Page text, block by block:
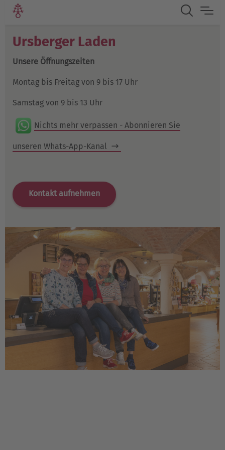
Ursberger Laden
Unsere Öffnungszeiten
Montag bis Freitag von 9 bis 17 Uhr
Samstag von 9 bis 13 Uhr
Nichts mehr verpassen - Abonnieren Sie
unseren Whats-App-Kanal
Kontakt aufnehmen